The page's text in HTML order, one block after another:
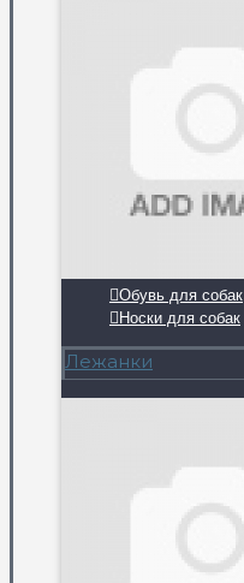
Обувь для собак
Носки для собак
Лежанки